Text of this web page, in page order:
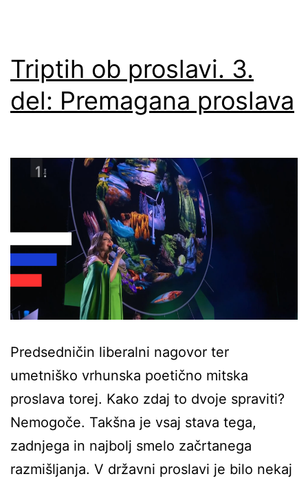
Triptih ob proslavi. 3.
del: Premagana proslava
Predsedničin liberalni nagovor ter
umetniško vrhunska poetično mitska
proslava torej. Kako zdaj to dvoje spraviti?
Nemogoče. Takšna je vsaj stava tega,
zadnjega in najbolj smelo začrtanega
razmišljanja. V državni proslavi je bilo nekaj